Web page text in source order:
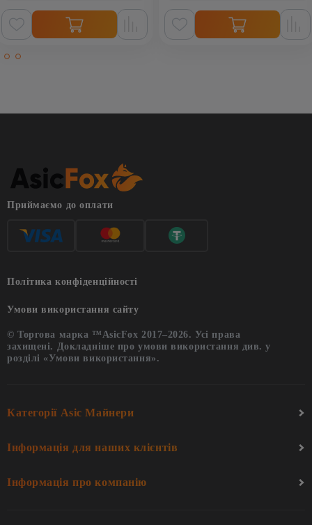
Приймаємо до оплати
Політика конфіденційності
Умови використання сайту
© Торгова марка ™AsicFox 2017–2026. Усі права
захищені. Докладніше про умови використання див. у
розділі «Умови використання».
Категорії Asic Майнери
Інформація для наших клієнтів
Інформація про компанію